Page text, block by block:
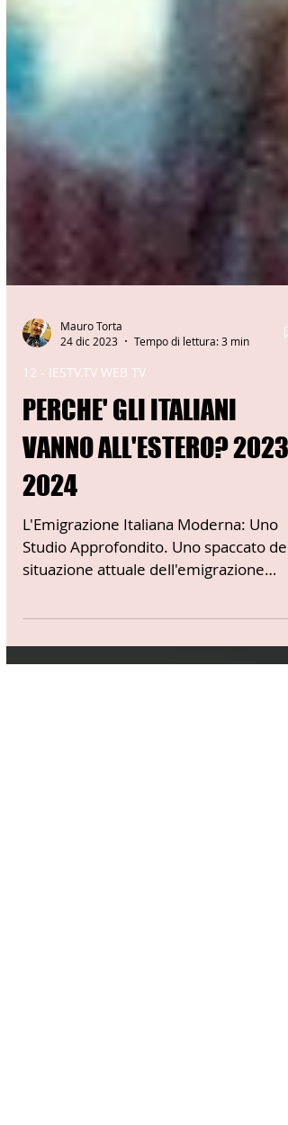
Mauro Torta
24 dic 2023
Tempo di lettura: 3 min
12 - IESTV.TV WEB TV
VANNO ALL'ESTERO? 2023
2024
L'Emigrazione Italiana Moderna: Uno
Studio Approfondito. Uno spaccato
situazione attuale dell'emigrazione